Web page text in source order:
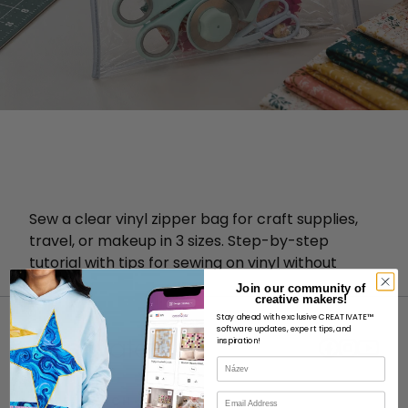
Sew a clear vinyl zipper bag for craft supplies,
travel, or makeup in 3 sizes. Step-by-step
tutorial with tips for sewing on vinyl without
sticking.
O STRÁNKÁCH
Join our community of
creative makers!
Stay ahead with exclusive CREATIVATE™
software updates, expert tips, and
inspiration!
Název
E-mail